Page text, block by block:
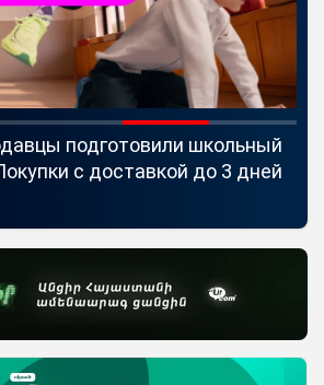
подготовили школьный
с доставкой до 3 дней